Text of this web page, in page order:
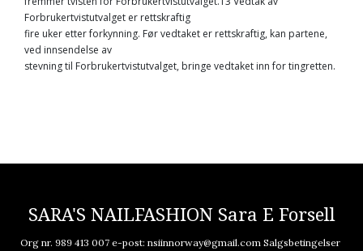
Forbrukertvistutvalget er rettskraftig
fire uker etter forkynning. Før vedtaket er rettskraftig, kan partene,
ved innsendelse av
stevning til Forbrukertvistutvalget, bringe vedtaket inn for tingretten.
SARA'S NAILFASHION Sara E Forsell
Org nr. 989 413 007 e-post: nsiinnorway@gmail.com Salgsbetingelser